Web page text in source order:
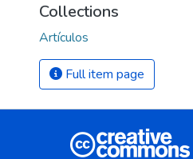
Collections
Artículos
Full item page